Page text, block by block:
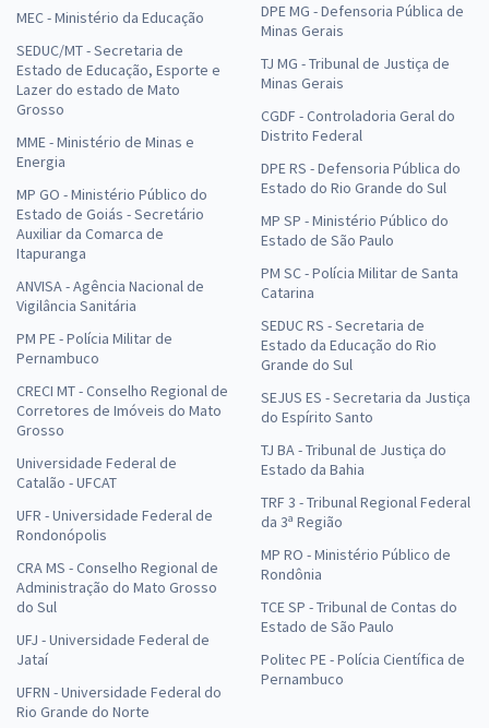
MEC - Ministério da Educação
SEDUC/MT - Secretaria de
Estado de Educação, Esporte e
Lazer do estado de Mato
Grosso
MME - Ministério de Minas e
Energia
MP GO - Ministério Público do
Estado de Goiás - Secretário
Auxiliar da Comarca de
Itapuranga
ANVISA - Agência Nacional de
Vigilância Sanitária
PM PE - Polícia Militar de
Pernambuco
CRECI MT - Conselho Regional de
Corretores de Imóveis do Mato
Grosso
Universidade Federal de
Catalão - UFCAT
UFR - Universidade Federal de
Rondonópolis
CRA MS - Conselho Regional de
Administração do Mato Grosso
do Sul
UFJ - Universidade Federal de
Jataí
UFRN - Universidade Federal do
Rio Grande do Norte
DPE MG - Defensoria Pública de
Minas Gerais
TJ MG - Tribunal de Justiça de
Minas Gerais
CGDF - Controladoria Geral do
Distrito Federal
DPE RS - Defensoria Pública do
Estado do Rio Grande do Sul
MP SP - Ministério Público do
Estado de São Paulo
PM SC - Polícia Militar de Santa
Catarina
SEDUC RS - Secretaria de
Estado da Educação do Rio
Grande do Sul
SEJUS ES - Secretaria da Justiça
do Espírito Santo
TJ BA - Tribunal de Justiça do
Estado da Bahia
TRF 3 - Tribunal Regional Federal
da 3ª Região
MP RO - Ministério Público de
Rondônia
TCE SP - Tribunal de Contas do
Estado de São Paulo
Politec PE - Polícia Científica de
Pernambuco